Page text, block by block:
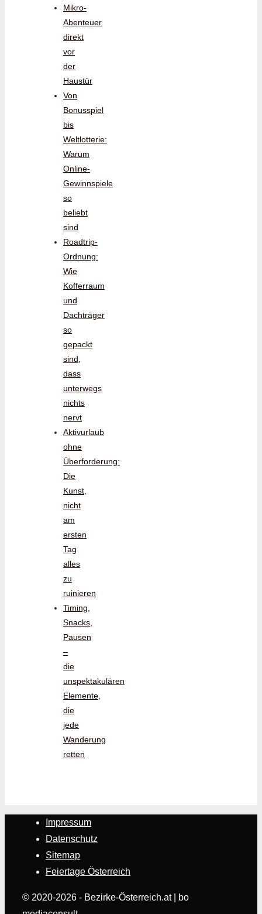
Mikro-
Abenteuer
direkt
vor
der
Haustür
Von
Bonusspiel
bis
Weltlotterie:
Warum
Online-
Gewinnspiele
so
beliebt
sind
Roadtrip-
Ordnung:
Wie
Kofferraum
und
Dachträger
so
gepackt
sind,
dass
unterwegs
nichts
nervt
Aktivurlaub
ohne
Überforderung:
Die
Kunst,
nicht
am
ersten
Tag
alles
zu
ruinieren
Timing,
Snacks,
Pausen
–
die
unspektakulären
Elemente,
die
jede
Wanderung
retten
Impressum
Datenschutz
Sitemap
Feiertage Österreich
© 2020-2026 - Bezirke-Österreich.at | bo